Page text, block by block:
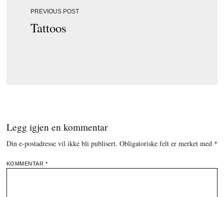
PREVIOUS POST
Tattoos
Legg igjen en kommentar
Din e-postadresse vil ikke bli publisert. Obligatoriske felt er merket med *
KOMMENTAR*